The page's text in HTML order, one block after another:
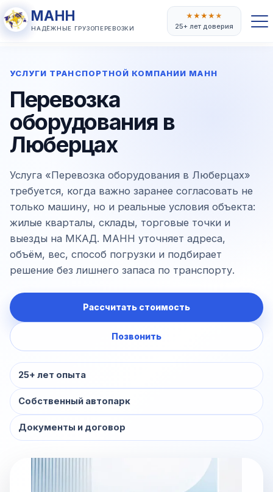
МАНН
НАДЁЖНЫЕ ГРУЗОПЕРЕВОЗКИ
★★★★★
25+ лет доверия
УСЛУГИ ТРАНСПОРТНОЙ КОМПАНИИ МАНН
Перевозка
оборудования в
Люберцах
Услуга «Перевозка оборудования в Люберцах»
требуется, когда важно заранее согласовать не
только машину, но и реальные условия объекта:
жилые кварталы, склады, торговые точки и
выезды на МКАД. МАНН уточняет адреса,
объём, вес, способ погрузки и подбирает
решение без лишнего запаса по транспорту.
Рассчитать стоимость
Позвонить
25+ лет опыта
Собственный автопарк
Документы и договор